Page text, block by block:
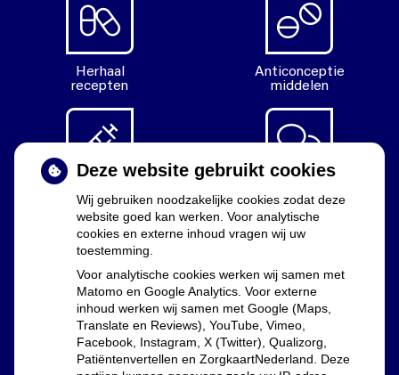
Herhaal
recepten
Anticonceptie
middelen
Diabetes
middelen
Vragen
stellen
Uw apothekers
Lia Dekker, Marijn Westphal en Floor Groenewald
Deze website gebruikt cookies
Wij gebruiken noodzakelijke cookies zodat deze
website goed kan werken. Voor analytische
cookies en externe inhoud vragen wij uw
toestemming.
Voor analytische cookies werken wij samen met
Matomo en Google Analytics. Voor externe
inhoud werken wij samen met Google (Maps,
Translate en Reviews), YouTube, Vimeo,
Facebook, Instagram, X (Twitter), Qualizorg,
Patiëntenvertellen en ZorgkaartNederland. Deze